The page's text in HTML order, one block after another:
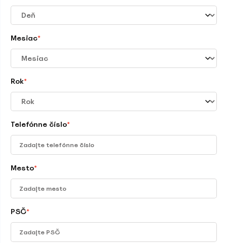
Mesiac*
Rok*
Telefónne číslo*
Mesto*
PSČ*